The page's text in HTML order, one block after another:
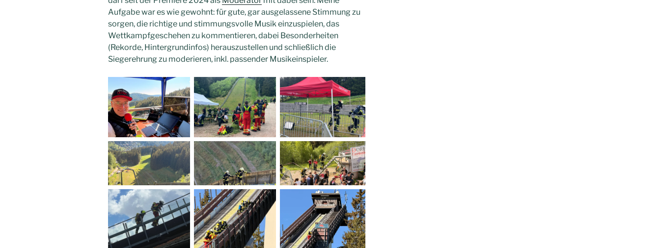
Aufgabe war es wie gewohnt: für gute, gar ausgelassene Stimmung zu
sorgen, die richtige und stimmungsvolle Musik einzuspielen, das
Wettkampfgeschehen zu kommentieren, dabei Besonderheiten
(Rekorde, Hintergrundinfos) herauszustellen und schließlich die
Siegerehrung zu moderieren, inkl. passender Musikeinspieler.